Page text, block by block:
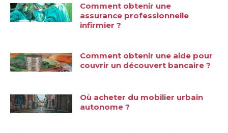
Comment obtenir une
assurance professionnelle
infirmier ?
Comment obtenir une aide pour
couvrir un découvert bancaire ?
Où acheter du mobilier urbain
autonome ?